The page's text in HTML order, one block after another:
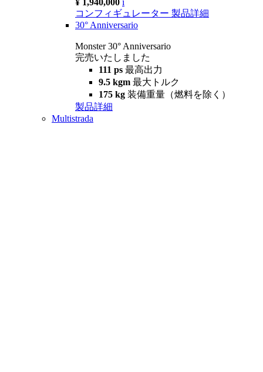
¥ 1,940,000 i
コンフィギュレーター 製品詳細
30° Anniversario
Monster 30° Anniversario
完売いたしました
111 ps 最高出力
9.5 kgm 最大トルク
175 kg 装備重量（燃料を除く）
製品詳細
Multistrada